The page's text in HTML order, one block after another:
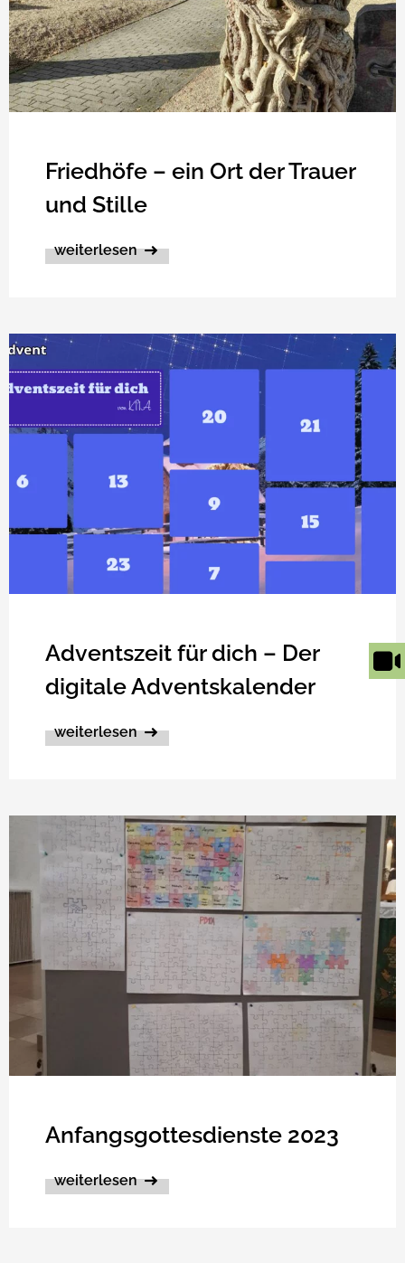
Friedhöfe – ein Ort der Trauer
und Stille
weiterlesen
Adventszeit für dich – Der
digitale Adventskalender
weiterlesen
Anfangsgottesdienste 2023
weiterlesen